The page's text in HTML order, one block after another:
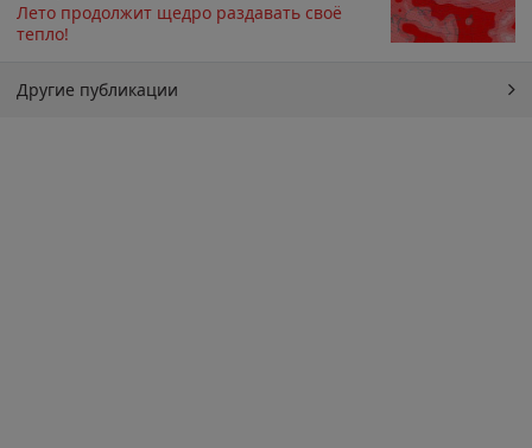
Лето продолжит щедро раздавать своё
тепло!
Другие публикации